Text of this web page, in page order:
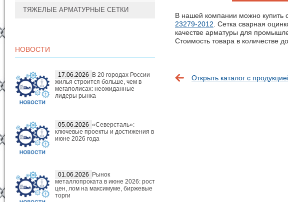
ТЯЖЕЛЫЕ АРМАТУРНЫЕ СЕТКИ
НОВОСТИ
17.06.2026
В 20 городах России
жилья строится больше, чем в
мегаполисах: неожиданные
лидеры рынка
05.06.2026 «Северсталь»:
ключевые проекты и достижения в
июне 2026 года
01.06.2026
Рынок
металлопроката в июне 2026: рост
цен, лом на максимуме, биржевые
торги
В нашей компании можно купить
23279-2012 . Сетка сварная
качестве арматуры для
Стоимость товара в количестве
Открыть каталог с